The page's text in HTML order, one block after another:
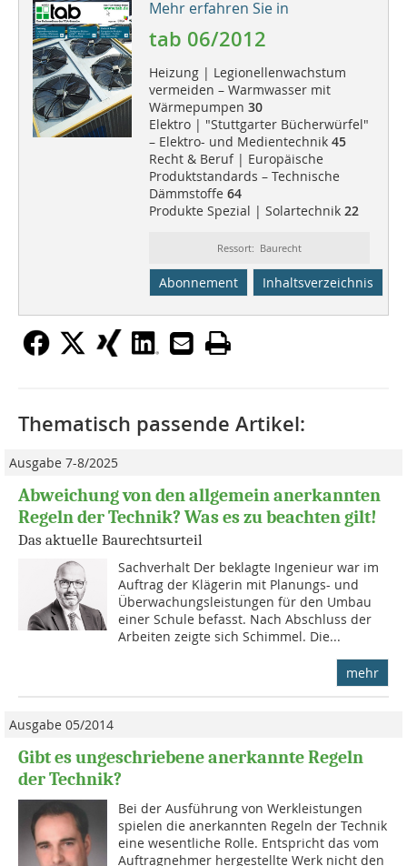
Mehr erfahren Sie in
tab 06/2012
Heizung | Legionellenwachstum
vermeiden – Warmwasser mit
Wärmepumpen 30
Elektro | "Stuttgarter Bücherwürfel"
– Elektro- und Medientechnik 45
Recht & Beruf | Europäische
Produktstandards – Technische
Dämmstoffe 64
Produkte Spezial | Solartechnik 22
Ressort: Baurecht
Abonnement Inhaltsverzeichnis
Thematisch passende Artikel:
Ausgabe 7-8/2025
Abweichung von den allgemein anerkannten
Regeln der Technik? Was es zu beachten gilt!
Das aktuelle Baurechtsurteil
Sachverhalt Der beklagte Ingenieur war im
Auftrag der Klägerin mit Planungs- und
Überwachungsleistungen für den Umbau
einer Schule befasst. Nach Abschluss der
Arbeiten zeigte sich Schimmel. Die...
mehr
Ausgabe 05/2014
Gibt es ungeschriebene anerkannte Regeln
der Technik?
Bei der Ausführung von Werkleis­tungen
spielen die anerkannten Regeln der Technik
eine wesentliche Rolle. Entspricht das vom
Auftragnehmer hergestellte Werk nicht den